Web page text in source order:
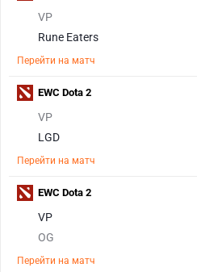
VP
Rune Eaters
Перейти на матч
VP
LGD
Перейти на матч
EWC Dota 2
VP
OG
Перейти на матч
EWC Dota 2